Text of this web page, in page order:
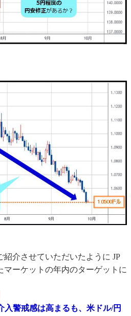
介させていただいたように JP
マーケットの年内のターゲットに
入警戒感は高まるも、米ドル/円